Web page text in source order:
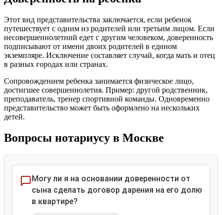
Этот вид представительства заключается, если ребенок
путешествует с одним из родителей или третьим лицом. Если
несовершеннолетний едет с другим человеком, доверенность
подписывают от имени двоих родителей в едином
экземпляре. Исключение составляет случай, когда мать и отец
в разных городах или странах.
Сопровождением ребенка занимается физическое лицо,
достигшее совершеннолетия. Пример: другой родственник,
преподаватель, тренер спортивной команды. Одновременно
представительство может быть оформлено на нескольких
детей.
Вопросы нотариусу в Москве
Могу ли я на основании доверенности от
сына сделать договор дарения на его долю
в квартире?